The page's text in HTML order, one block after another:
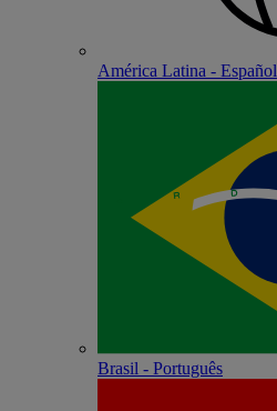
América Latina - Español
Brasil - Português